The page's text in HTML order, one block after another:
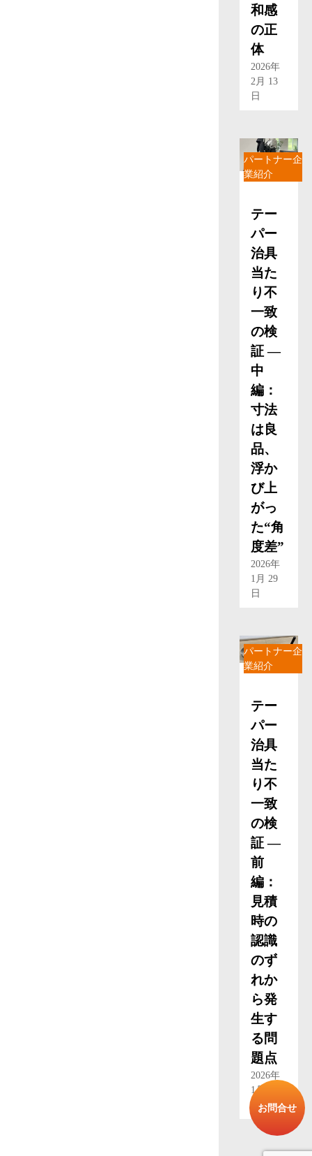
和感
の正
体
2026年
2月 13
日
パートナー企
業紹介
テー
パー
治具
当た
り不
一致
の検
証 ―
中
編：
寸法
は良
品、
浮か
び上
がっ
た“角
度差”
2026年
1月 29
日
パートナー企
業紹介
テー
パー
治具
当た
り不
一致
の検
証 ―
前
編：
見積
時の
認識
のず
れか
ら発
生す
る問
題点
2026年
1月 15
日お問合せ